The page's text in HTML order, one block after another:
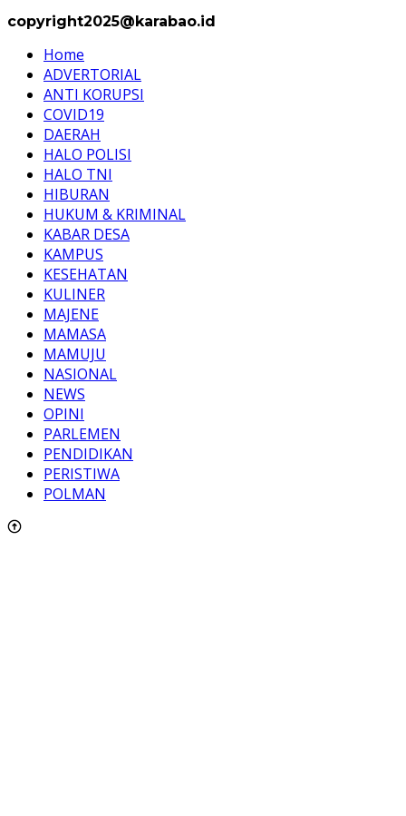
copyright2025@karabao.id
Home
ADVERTORIAL
ANTI KORUPSI
COVID19
DAERAH
HALO POLISI
HALO TNI
HIBURAN
HUKUM & KRIMINAL
KABAR DESA
KAMPUS
KESEHATAN
KULINER
MAJENE
MAMASA
MAMUJU
NASIONAL
NEWS
OPINI
PARLEMEN
PENDIDIKAN
PERISTIWA
POLMAN